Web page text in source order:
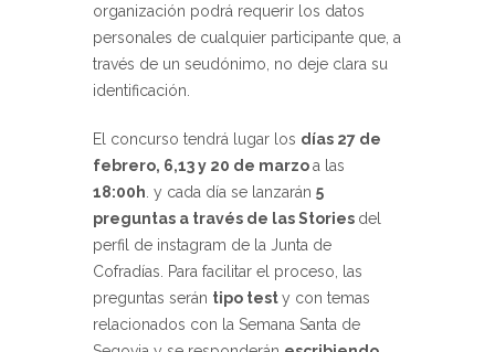
organización podrá requerir los datos
personales de cualquier participante que, a
través de un seudónimo, no deje clara su
identificación.
El concurso tendrá lugar los días 27 de
febrero, 6,13 y 20 de marzoa las
18:00h . y cada día se lanzarán 5
preguntas a través de las Stories del
perfil de instagram de la Junta de
Cofradías. Para facilitar el proceso, las
preguntas serán tipo testy con temas
relacionados con la Semana Santa de